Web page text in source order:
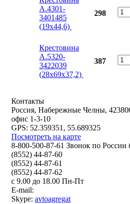
А.4301-
3401485
(19x44,6)
298
Крестовина
А.5320-
3422039
(28x69x37,2)
387
Контакты
Россия, Набережные Челны,
офис 1-3-10
GPS: 52.359351, 55.689325
Посмотреть на карте
8-800-500-87-61 Звонок по России
(8552) 44-87-60
(8552) 44-87-61
(8552) 44-87-62
с 9.00 до 18.00 Пн-Пт
E-mail:
Skype: avtoagregat